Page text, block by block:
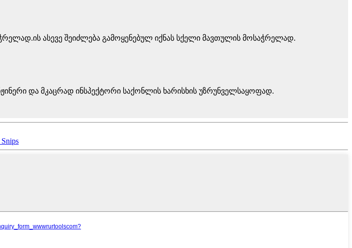
ასევე შეიძლება გამოყენებულ იქნას სქელი მავთულის მოსაჭრელად.
და მკაცრად ინსპექტორი საქონლის ხარისხის უზრუნველსაყოფად.